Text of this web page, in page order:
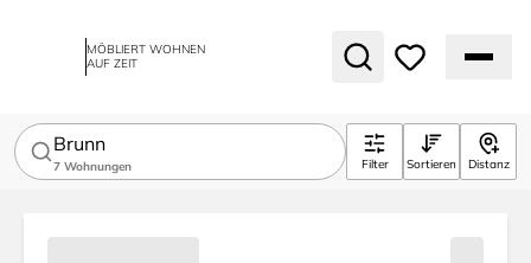
MÖBLIERT WOHNEN
AUF ZEIT
Brunn
7 Wohnungen Filter Sortieren Distanz